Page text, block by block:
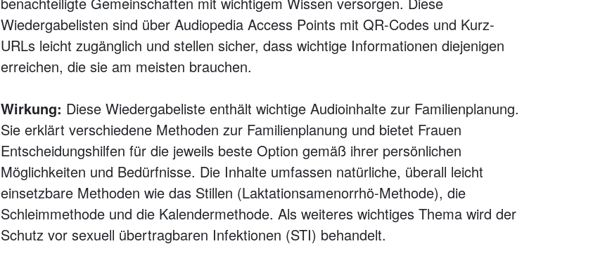
Wiedergabelisten sind über Audiopedia Access Points mit QR-Codes und Kurz-
URLs leicht zugänglich und stellen sicher, dass wichtige Informationen diejenigen
erreichen, die sie am meisten brauchen.
Wirkung: Diese Wiedergabeliste enthält wichtige Audioinhalte zur Familienplanung.
Sie erklärt verschiedene Methoden zur Familienplanung und bietet Frauen
Entscheidungshilfen für die jeweils beste Option gemäß ihrer persönlichen
Möglichkeiten und Bedürfnisse. Die Inhalte umfassen natürliche, überall leicht
einsetzbare Methoden wie das Stillen (Laktationsamenorrhö-Methode), die
Schleimmethode und die Kalendermethode. Als weiteres wichtiges Thema wird der
Schutz vor sexuell übertragbaren Infektionen (STI) behandelt.